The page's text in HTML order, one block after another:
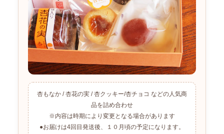
杏もなか / 杏花の実 / 杏クッキー/杏チョコ などの人気商
品を詰め合わせ
※内容は時期により変更となる場合があります
●お届けは4回目発送後、１０月頃の予定になります。